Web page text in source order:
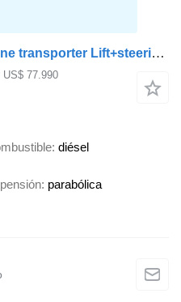
MAN TGS 35.480 8X4 Machine transporter Lift+steering axle Hydraulic
US$ 77.990
diésel
parabólica